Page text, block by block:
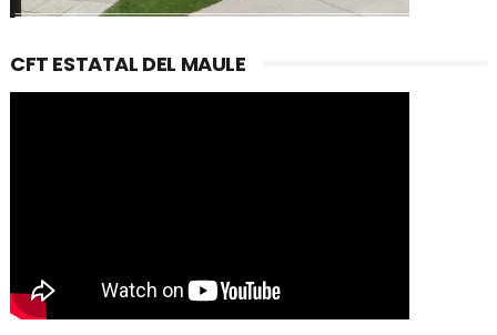
CFT ESTATAL DEL MAULE